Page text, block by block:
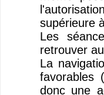
supérieure
Les
retrouver
La
favorables
donc une